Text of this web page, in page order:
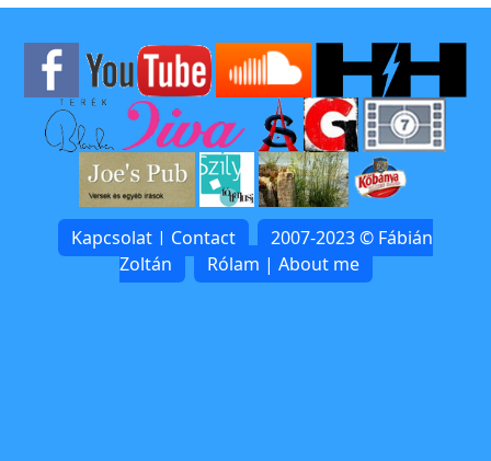
Kapcsolat | Contact
2007-2023 © Fábián
Zoltán
Rólam | About me